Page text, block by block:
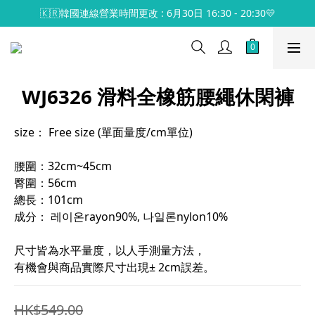
🇰🇷韓國連線營業時間更改 : 6月30日 16:30 - 20:30💛
WJ6326 滑料全橡筋腰繩休閑褲
size： Free size (單面量度/cm單位)
腰圍：32cm~45cm
臀圍：56cm
總長：101cm
成分： 레이온rayon90%, 나일론nylon10%
尺寸皆為水平量度，以人手測量方法，
有機會與商品實際尺寸出現± 2cm誤差。
HK$549.00